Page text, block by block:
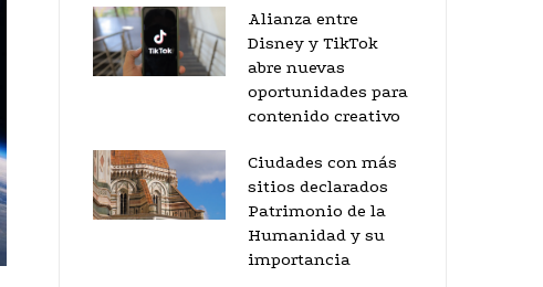
Alianza entre
Disney y TikTok
abre nuevas
oportunidades para
contenido creativo
Ciudades con más
sitios declarados
Patrimonio de la
Humanidad y su
importancia